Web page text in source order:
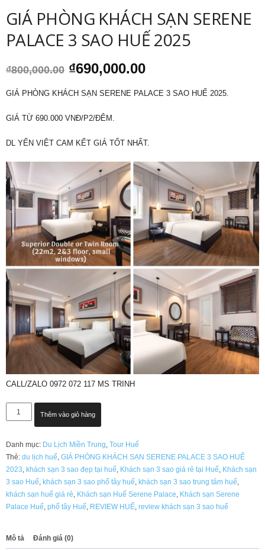
GIÁ PHÒNG KHÁCH SẠN SERENE
PALACE 3 SAO HUẾ 2025
₫800,000.00 Giá
là:
₫690,000.00Giá
tại
GIÁ PHÒNG KHÁCH SẠN SERENE PALACE 3 SAO HUẾ 2025.
GIÁ TỪ 690.000 VNĐ/P2/ĐÊM.
DL YẾN VIỆT CAM KẾT GIÁ TỐT NHẤT.
CALL/ZALO 0972 072 117 MS TRINH
PHÒNG
SẠN
SERENE
PALACE
3
SAO
HUẾ
Thêm vào giỏ hàng
Danh mục: Du Lịch Miền Trung, Tour Huế
Thẻ: du lịch huế, GIÁ PHÒNG KHÁCH SẠN SERENE PALACE 3 SAO HUẾ
2023, khách sạn 3 sao đẹp tại huế, Khách sạn 3 sao giá rẻ tại Huế, Khách sạn
3 sao Huế, khách sạn 3 sao phố tây huế, khách sạn 3 sao trung tâm huế,
khách sạn huế giá rẻ, Khách sạn Huế Serene Palace, Khách sạn Serene
Palace Huế, phố tây Huế, REVIEW HUẾ, review khách sạn 3 sao huế
Mô tả Đánh giá (0)